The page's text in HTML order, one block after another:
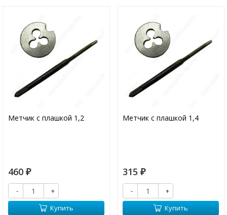
Метчик с плашкой 1,2
460 ₽
-
+
Купить
Метчик с плашкой 1,4
315 ₽
-
+
Купить